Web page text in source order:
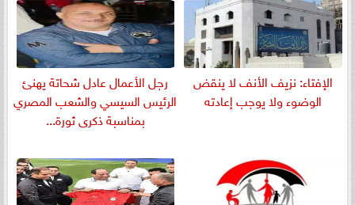
الإفتاء: نزيف الأنف لا ينقض
الوضوء ولا يوجب إعادته
رجل الأعمال عادل شحاتة يهنئ
الرئيس السيسي والشعب المصري
بمناسبة ذكرى ثورة...